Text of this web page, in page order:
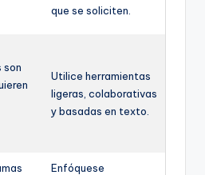
que se soliciten.
son
Utilice herramientas
ligeras, colaborativas
y basadas en texto.
Enfóquese